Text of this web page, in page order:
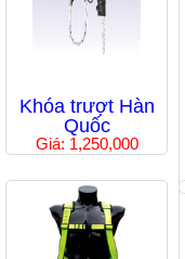
Khóa trượt Hàn
Quốc
Giá: 1,250,000